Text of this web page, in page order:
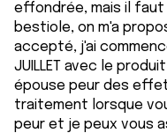
effondrée, mais il
bestiole, on m'a
accepté, j'ai
JUILLET avec le
épouse peur des
traitement lorsque
peur et je peux vous